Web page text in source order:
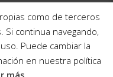
como de terceros
Si continua navegando,
Puede cambiar la
en nuestra política
más